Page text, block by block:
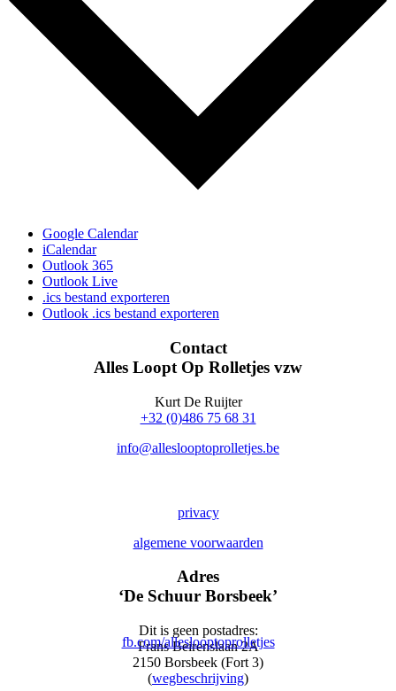
Google Calendar
iCalendar
Outlook 365
Outlook Live
.ics bestand exporteren
Outlook .ics bestand exporteren
Contact
Alles Loopt Op Rolletjes vzw
Kurt De Ruijter
+32 (0)486 75 68 31
info@alleslooptoprolletjes.be
privacy
algemene voorwaarden
Adres
‘De Schuur Borsbeek’
Dit is geen postadres:
Frans Beirenslaan 2A
2150 Borsbeek (Fort 3)
(wegbeschrijving)
fb.com/alleslooptoprolletjes